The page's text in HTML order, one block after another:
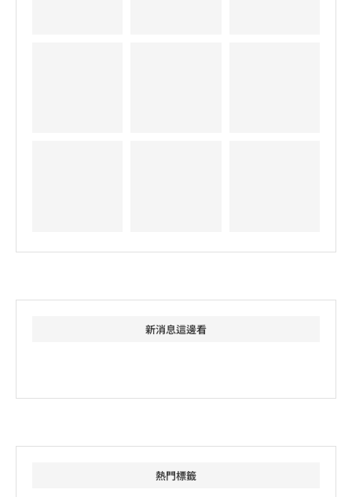
新消息這邊看
熱門標籤